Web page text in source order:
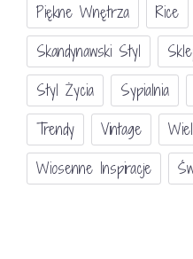
Piękne Wnętrza
Rice
Skandynawski Styl
Styl Życia
Sypialnia
Trendy
Vintage
Wiosenne Inspiracje